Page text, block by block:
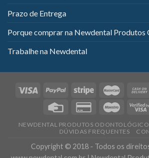
Prazo de Entrega
Porque comprar na Newdental Produtos
Trabalhe na Newdental
NEWDENTAL PRODUTOS
DÚVIDAS FREQUENTES
Copyright © 2018 - Todos os